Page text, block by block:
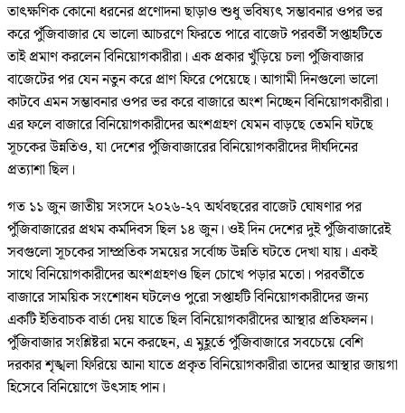
তাৎক্ষণিক কোনো ধরনের প্রণোদনা ছাড়াও শুধু ভবিষ্যৎ সম্ভাবনার ওপর ভর
করে পুঁজিবাজার যে ভালো আচরণে ফিরতে পারে বাজেট পরবর্তী সপ্তাহটিতে
তাই প্রমাণ করলেন বিনিয়োগকারীরা। এক প্রকার খুঁড়িয়ে চলা পুঁজিবাজার
বাজেটের পর যেন নতুন করে প্রাণ ফিরে পেয়েছে। আগামী দিনগুলো ভালো
কাটবে এমন সম্ভাবনার ওপর ভর করে বাজারে অংশ নিচ্ছেন বিনিয়োগকারীরা।
এর ফলে বাজারে বিনিয়োগকারীদের অংশগ্রহণ যেমন বাড়ছে তেমনি ঘটছে
সূচকের উন্নতিও, যা দেশের পুঁজিবাজারের বিনিয়োগকারীদের দীর্ঘদিনের
প্রত্যাশা ছিল।
গত ১১ জুন জাতীয় সংসদে ২০২৬-২৭ অর্থবছরের বাজেট ঘোষণার পর
পুঁজিবাজারের প্রথম কর্মদিবস ছিল ১৪ জুন। ওই দিন দেশের দুই পুঁজিবাজারেই
সবগুলো সূচকের সাম্প্রতিক সময়ের সর্বোচ্চ উন্নতি ঘটতে দেখা যায়। একই
সাথে বিনিয়োগকারীদের অংশগ্রহণও ছিল চোখে পড়ার মতো। পরবর্তীতে
বাজারে সাময়িক সংশোধন ঘটলেও পুরো সপ্তাহটি বিনিয়োগকারীদের জন্য
একটি ইতিবাচক বার্তা দেয় যাতে ছিল বিনিয়োগকারীদের আস্থার প্রতিফলন।
পুঁজিবাজার সংশ্লিষ্টরা মনে করছেন, এ মুহূর্তে পুঁজিবাজারে সবচেয়ে বেশি
দরকার শৃঙ্খলা ফিরিয়ে আনা যাতে প্রকৃত বিনিয়োগকারীরা তাদের আস্থার জায়গা
হিসেবে বিনিয়োগে উৎসাহ পান।